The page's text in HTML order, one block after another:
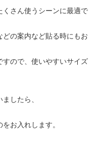
さん使うシーンに最適で
の案内など貼る時にもお
ので、使いやすいサイズ
したら、
お入れします。